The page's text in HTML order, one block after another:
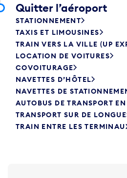
Quitter l’aéroport
STATIONNEMENT
TAXIS ET LIMOUSINES
TRAIN VERS LA VILLE (UP
LOCATION DE VOITURES
COVOITURAGE
NAVETTES D’HÔTEL
NAVETTES DE
AUTOBUS DE TRANSPORT
TRANSPORT SUR DE
TRAIN ENTRE LES